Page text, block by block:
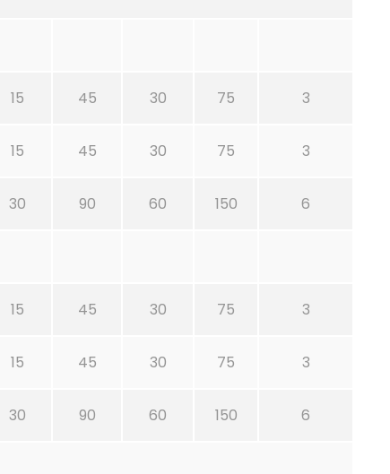
15 45 30 75 3
15 45 30 75 3
30 90 60 150 6
15 45 30 75 3
15 45 30 75 3
30 90 60 150 6